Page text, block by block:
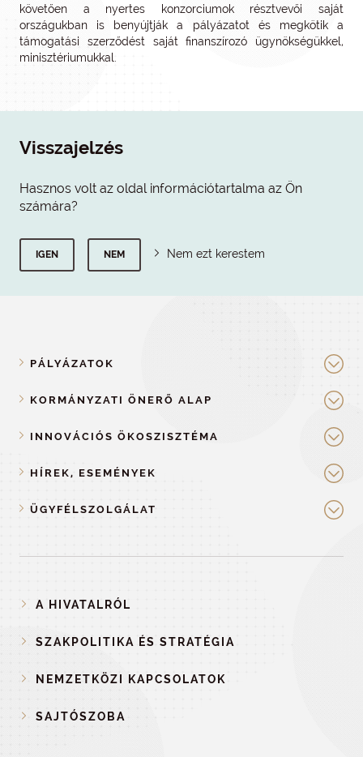
követően a nyertes konzorciumok résztvevői saját
országukban is benyújtják a pályázatot és megkötik a
támogatási szerződést saját finanszírozó ügynökségükkel,
minisztériumukkal.
Visszajelzés
Hasznos volt az oldal információtartalma az Ön
számára?
IGEN NEM Nem ezt kerestem
PÁLYÁZATOK
KORMÁNYZATI ÖNERŐ ALAP
INNOVÁCIÓS ÖKOSZISZTÉMA
HÍREK, ESEMÉNYEK
ÜGYFÉLSZOLGÁLAT
A HIVATALRÓL
SZAKPOLITIKA ÉS STRATÉGIA
NEMZETKÖZI KAPCSOLATOK
SAJTÓSZOBA